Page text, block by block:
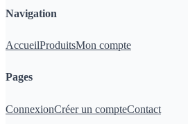
Navigation
AccueilProduitsMon compte
Pages
ConnexionCréer un compteContact